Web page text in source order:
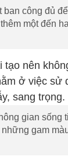
ban công đủ
một đến
gian sống
gam